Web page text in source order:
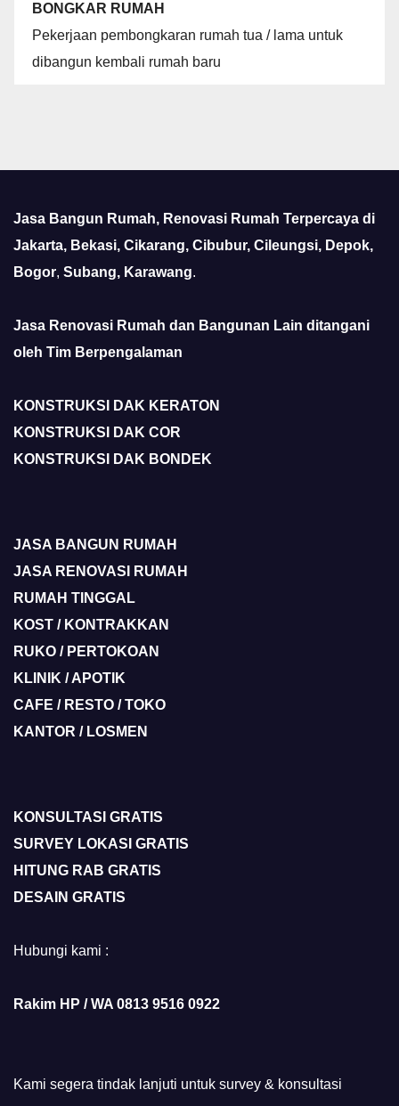
BONGKAR RUMAH
Pekerjaan pembongkaran rumah tua / lama untuk
dibangun kembali rumah baru
Jasa Bangun Rumah, Renovasi Rumah Terpercaya di
Jakarta, Bekasi, Cikarang, Cibubur, Cileungsi, Depok,
Bogor, Subang, Karawang.
Jasa Renovasi Rumah dan Bangunan Lain ditangani
oleh Tim Berpengalaman
KONSTRUKSI DAK KERATON
KONSTRUKSI DAK COR
KONSTRUKSI DAK BONDEK
JASA BANGUN RUMAH
JASA RENOVASI RUMAH
RUMAH TINGGAL
KOST / KONTRAKKAN
RUKO / PERTOKOAN
KLINIK / APOTIK
CAFE / RESTO / TOKO
KANTOR / LOSMEN
KONSULTASI GRATIS
SURVEY LOKASI GRATIS
HITUNG RAB GRATIS
DESAIN GRATIS
Hubungi kami :
Rakim HP / WA 0813 9516 0922
Kami segera tindak lanjuti untuk survey & konsultasi